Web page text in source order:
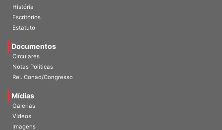
Diretoria Atual
História
Escritórios
Documentos
Circulares
Notas Políticas
Mídias
Galerias
Vídeos